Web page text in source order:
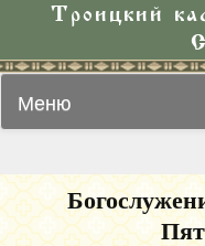
Троицкий
Меню